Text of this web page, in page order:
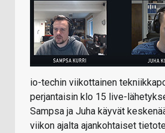
io-techin viikottainen
perjantaisin klo 15 live-
Sampsa ja Juha käyvät
viikon ajalta ajankohtaiset